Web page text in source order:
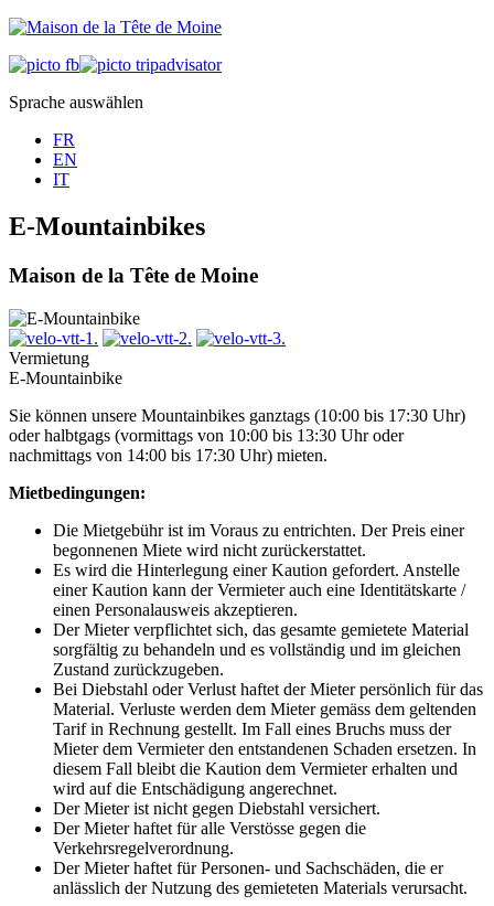
Sprache auswählen
FR
EN
IT
E-Mountainbikes
Maison de la Tête de Moine
Vermietung
E-Mountainbike
Sie können unsere Mountainbikes ganztags (10:00 bis 17:30 Uhr)
oder halbtgags (vormittags von 10:00 bis 13:30 Uhr oder
nachmittags von 14:00 bis 17:30 Uhr) mieten.
Mietbedingungen:
Die Mietgebühr ist im Voraus zu entrichten. Der Preis einer
begonnenen Miete wird nicht zurückerstattet.
Es wird die Hinterlegung einer Kaution gefordert. Anstelle
einer Kaution kann der Vermieter auch eine Identitätskarte /
einen Personalausweis akzeptieren.
Der Mieter verpflichtet sich, das gesamte gemietete Material
sorgfältig zu behandeln und es vollständig und im gleichen
Zustand zurückzugeben.
Bei Diebstahl oder Verlust haftet der Mieter persönlich für das
Material. Verluste werden dem Mieter gemäss dem geltenden
Tarif in Rechnung gestellt. Im Fall eines Bruchs muss der
Mieter dem Vermieter den entstandenen Schaden ersetzen. In
diesem Fall bleibt die Kaution dem Vermieter erhalten und
wird auf die Entschädigung angerechnet.
Der Mieter ist nicht gegen Diebstahl versichert.
Der Mieter haftet für alle Verstösse gegen die
Verkehrsregelverordnung.
Der Mieter haftet für Personen- und Sachschäden, die er
anlässlich der Nutzung des gemieteten Materials verursacht.